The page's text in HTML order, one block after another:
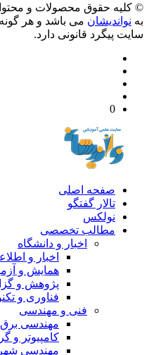
حقوق محصولات و محتوای
می باشد و هر گونه
پیگرد قانونی دارد.
صفحه اصلی
تالار گفتگو
نولکس
مطالب تخصصی
اخبار و دانشگاه
اخبار و اطلاعیه
همایش و آزمون
پژوهش و گزارش
فناوری و
فنی و مهندسی
مهندسی برق
کامپیوتر و گرافیک
مهندسی